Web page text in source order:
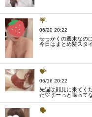
☔️
06/20 20:22
せっかくの週末なの
今日はまとめ髪スタ
💝
06/16 20:22
先週は顔見に来てく
た🤍ずーっと喋って
🗣